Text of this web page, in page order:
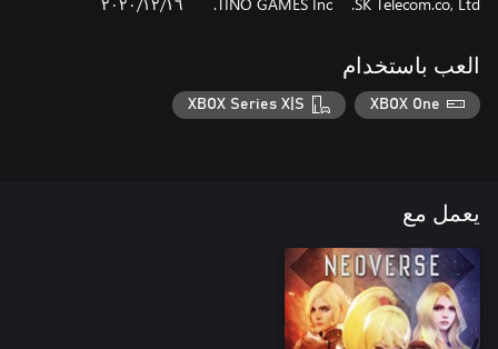
العب باستخدام
XBOX One
XBOX Series X|S
يعمل مع